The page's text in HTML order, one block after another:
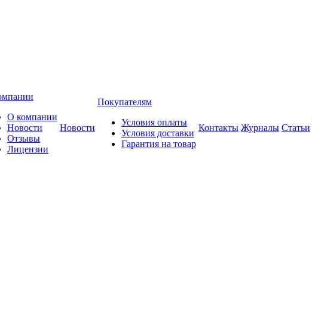
О компании
Новости
Отзывы
Лицензии
Новости
Покупателям
Условия оплаты
Условия доставки
Гарантия на товар
Контакты Журналы Статьи